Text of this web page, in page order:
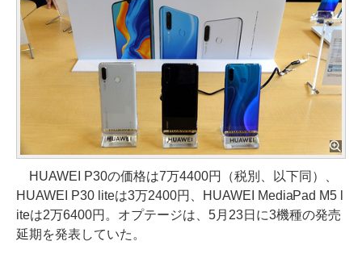
HUAWEI P30の価格は7万4400円（税別、以下同）、
HUAWEI P30 liteは3万2400円、HUAWEI MediaPad M5 l
iteは2万6400円。オプテージは、5月23日に3機種の発売
延期を発表していた。